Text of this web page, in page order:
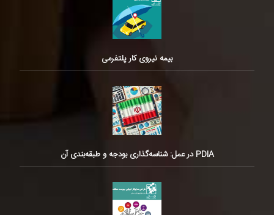
بیمه نیروی کار پلتفرمی
PDIA در عمل: شناسه‌گذاری بودجه و طبقه‌بندی آن